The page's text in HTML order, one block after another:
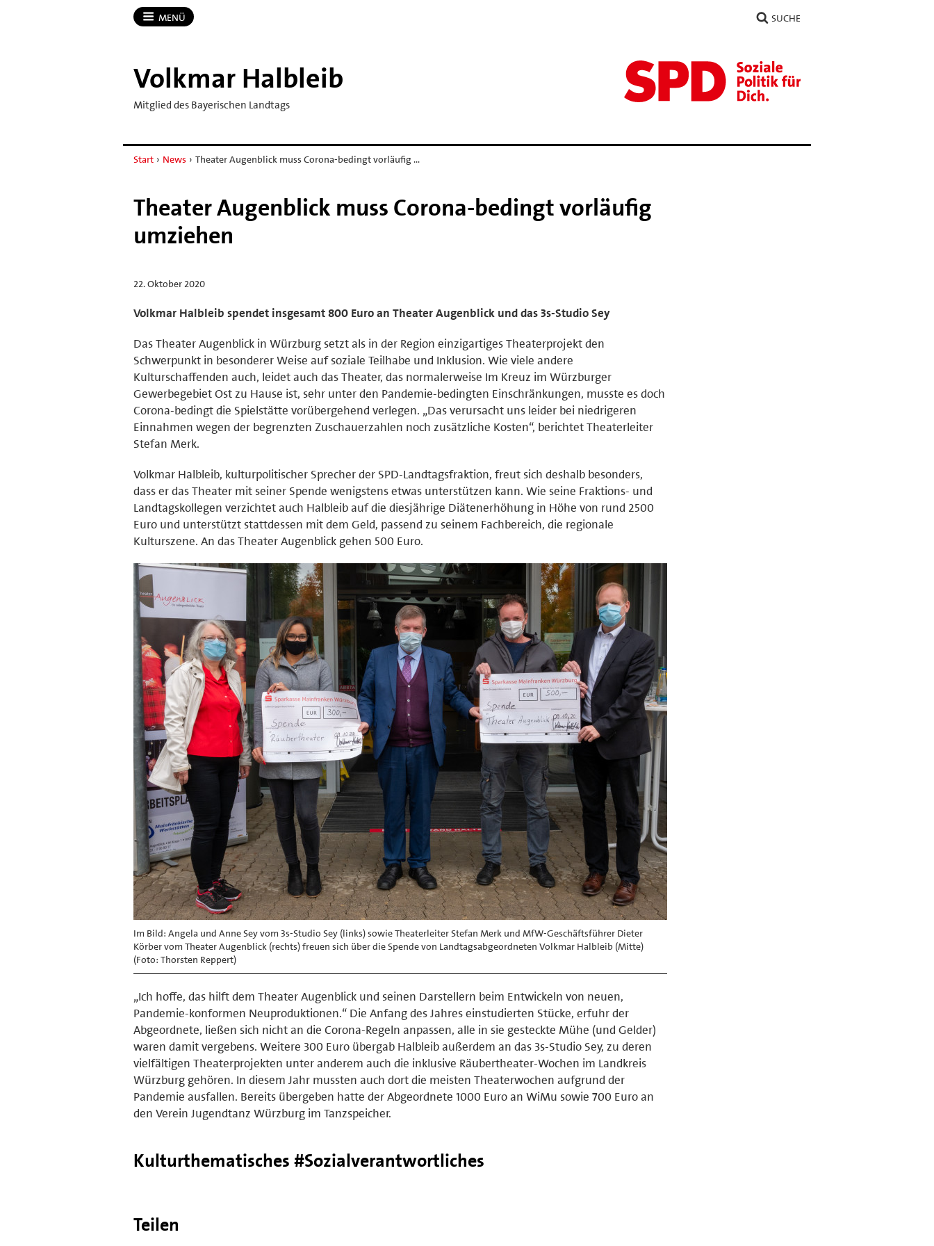
MENÜ SUCHE
Volkmar Halbleib
Mitglied des Bayerischen Landtags
Start › News › Theater Augenblick muss Corona-bedingt vorläufig …
Theater Augenblick muss Corona-bedingt vorläufig
umziehen
22. Oktober 2020
Volkmar Halbleib spendet insgesamt 800 Euro an Theater Augenblick und das 3s-Studio Sey
Das Theater Augenblick in Würzburg setzt als in der Region einzigartiges Theaterprojekt den
Schwerpunkt in besonderer Weise auf soziale Teilhabe und Inklusion. Wie viele andere
Kulturschaffenden auch, leidet auch das Theater, das normalerweise Im Kreuz im Würzburger
Gewerbegebiet Ost zu Hause ist, sehr unter den Pandemie-bedingten Einschränkungen, musste es doch
Corona-bedingt die Spielstätte vorübergehend verlegen. „Das verursacht uns leider bei niedrigeren
Einnahmen wegen der begrenzten Zuschauerzahlen noch zusätzliche Kosten“, berichtet Theaterleiter
Stefan Merk.
Volkmar Halbleib, kulturpolitischer Sprecher der SPD-Landtagsfraktion, freut sich deshalb besonders,
dass er das Theater mit seiner Spende wenigstens etwas unterstützen kann. Wie seine Fraktions- und
Landtagskollegen verzichtet auch Halbleib auf die diesjährige Diätenerhöhung in Höhe von rund 2500
Euro und unterstützt stattdessen mit dem Geld, passend zu seinem Fachbereich, die regionale
Kulturszene. An das Theater Augenblick gehen 500 Euro.
Im Bild: Angela und Anne Sey vom 3s-Studio Sey (links) sowie Theaterleiter Stefan Merk und MfW-Geschäftsführer Dieter
Körber vom Theater Augenblick (rechts) freuen sich über die Spende von Landtagsabgeordneten Volkmar Halbleib (Mitte)
(Foto: Thorsten Reppert)
„Ich hoffe, das hilft dem Theater Augenblick und seinen Darstellern beim Entwickeln von neuen,
Pandemie-konformen Neuproduktionen.“ Die Anfang des Jahres einstudierten Stücke, erfuhr der
Abgeordnete, ließen sich nicht an die Corona-Regeln anpassen, alle in sie gesteckte Mühe (und Gelder)
waren damit vergebens. Weitere 300 Euro übergab Halbleib außerdem an das 3s-Studio Sey, zu deren
vielfältigen Theaterprojekten unter anderem auch die inklusive Räubertheater-Wochen im Landkreis
Würzburg gehören. In diesem Jahr mussten auch dort die meisten Theaterwochen aufgrund der
Pandemie ausfallen. Bereits übergeben hatte der Abgeordnete 1000 Euro an WiMu sowie 700 Euro an
den Verein Jugendtanz Würzburg im Tanzspeicher.
Kulturthematisches #Sozialverantwortliches
Teilen